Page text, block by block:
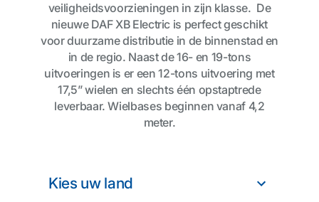
veiligheidsvoorzieningen in zijn klasse. De
nieuwe DAF XB Electric is perfect geschikt
voor duurzame distributie in de binnenstad en
in de regio. Naast de 16- en 19-tons
uitvoeringen is er een 12-tons uitvoering met
17,5” wielen en slechts één opstaptrede
leverbaar. Wielbases beginnen vanaf 4,2
meter.
Kies uw land